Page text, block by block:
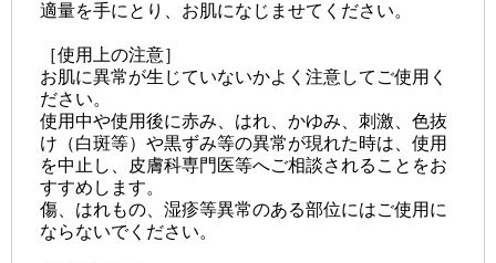
適量を手にとり、お肌になじませてください。
［使用上の注意］
お肌に異常が生じていないかよく注意してご使用く
ださい。
使用中や使用後に赤み、はれ、かゆみ、刺激、色抜
け（白斑等）や黒ずみ等の異常が現れた時は、使用
を中止し、皮膚科専門医等へご相談されることをお
すすめします。
傷、はれもの、湿疹等異常のある部位にはご使用に
ならないでください。